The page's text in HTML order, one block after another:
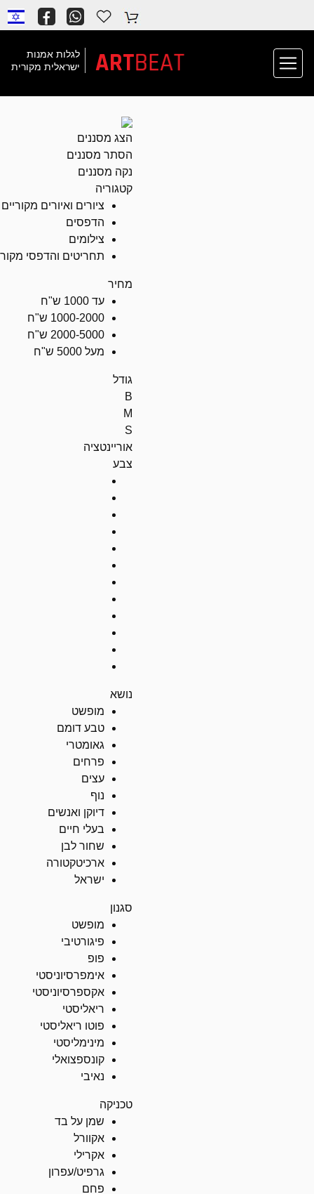
לגלות אמנות
ישראלית מקורית
ARTBEAT
הצג מסננים
הסתר מסננים
נקה מסננים
קטגוריה
ציורים ואיורים מקוריים
הדפסים
צילומים
תחריטים והדפסי מקור
מחיר
עד 1000 ש"ח
1000-2000 ש"ח
2000-5000 ש"ח
מעל 5000 ש"ח
גודל
B
M
S
אוריינטציה
צבע
נושא
מופשט
טבע דומם
גאומטרי
פרחים
עצים
נוף
דיוקן ואנשים
בעלי חיים
שחור לבן
ארכיטקטורה
ישראל
סגנון
מופשט
פיגורטיבי
פופ
אימפרסיוניסטי
אקספרסיוניסטי
ריאליסטי
פוטו ריאליסטי
מינימליסטי
קונספצואלי
נאיבי
טכניקה
שמן על בד
אקוורל
אקרילי
גרפיט/עפרון
פחם